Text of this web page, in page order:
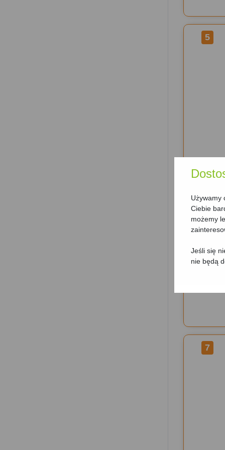
Używamy
Ciebie
możemy
Jeśli się
nie będą
5
7